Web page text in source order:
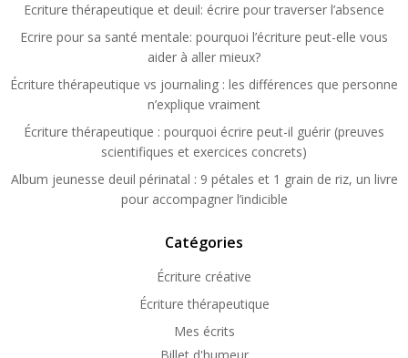
Ecriture thérapeutique et deuil: écrire pour traverser l’absence
Ecrire pour sa santé mentale: pourquoi l’écriture peut-elle vous
aider à aller mieux?
Écriture thérapeutique vs journaling : les différences que personne
n’explique vraiment
Écriture thérapeutique : pourquoi écrire peut-il guérir (preuves
scientifiques et exercices concrets)
Album jeunesse deuil périnatal : 9 pétales et 1 grain de riz, un livre
pour accompagner l’indicible
Catégories
Écriture créative
Écriture thérapeutique
Mes écrits